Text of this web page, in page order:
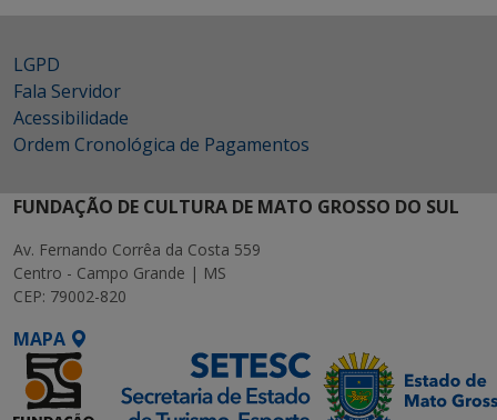
LGPD
Fala Servidor
Acessibilidade
Ordem Cronológica de Pagamentos
FUNDAÇÃO DE CULTURA DE MATO GROSSO DO SUL
Av. Fernando Corrêa da Costa 559
Centro - Campo Grande | MS
CEP: 79002-820
MAPA